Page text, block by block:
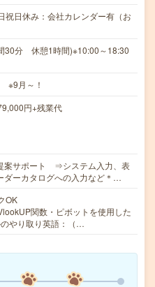
日休み：会社カレンダー有（お
30分 休憩1時間)※10:00～18:30
※9月～！
円+残業代
案サポート ⇒システム入力、表
ダーカタログへの入力など＊…
OK
関数・ピボットを使用した
やり取り英語：（…